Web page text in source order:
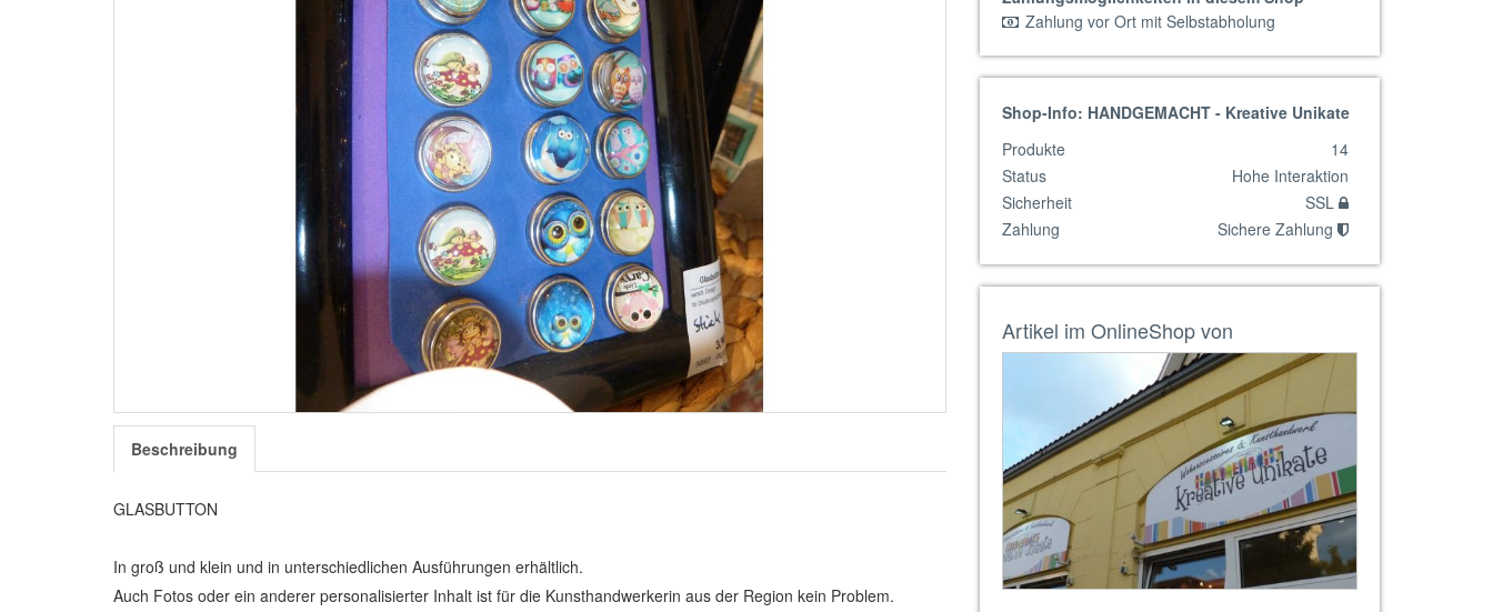
Beschreibung
GLASBUTTON
In groß und klein und in unterschiedlichen Ausführungen erhältlich.
Auch Fotos oder ein anderer personalisierter Inhalt ist für die Kunsthandwerkerin aus der Region kein Problem.
Zahlung vor Ort mit Selbstabholung
Shop-Info: HANDGEMACHT - Kreative Unikate
Produkte
14
Status
Hohe Interaktion
Sicherheit
SSL
Zahlung
Sichere Zahlung
Artikel im OnlineShop von